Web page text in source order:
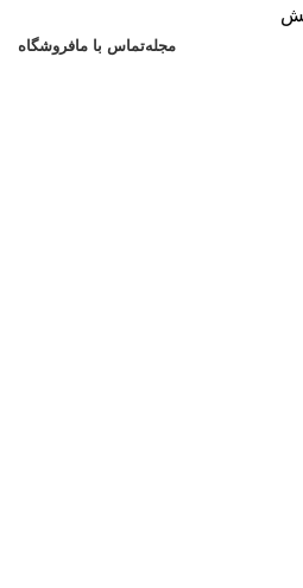
مجلهتماس با مافروشگاه